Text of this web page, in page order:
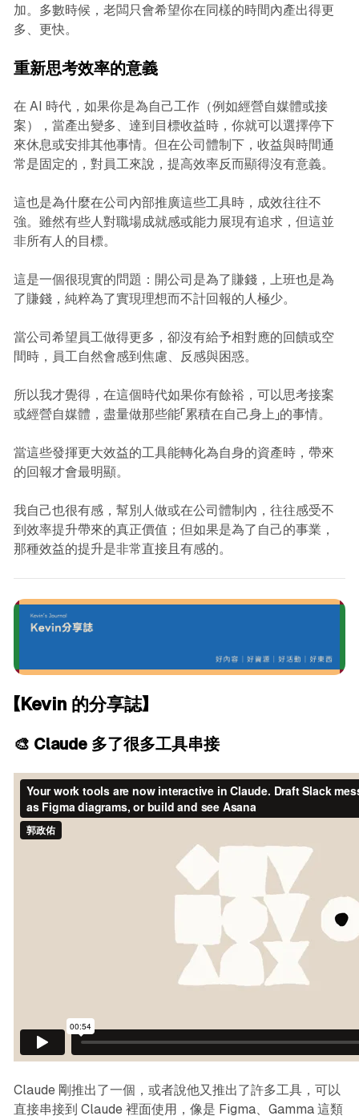
加。多數時候，老闆只會希望你在同樣的時間內產出得更
多、更快。
重新思考效率的意義
在 AI 時代，如果你是為自己工作（例如經營自媒體或接
案），當產出變多、達到目標收益時，你就可以選擇停下
來休息或安排其他事情。但在公司體制下，收益與時間通
常是固定的，對員工來說，提高效率反而顯得沒有意義。
這也是為什麼在公司內部推廣這些工具時，成效往往不
強。雖然有些人對職場成就感或能力展現有追求，但這並
非所有人的目標。
這是一個很現實的問題：開公司是為了賺錢，上班也是為
了賺錢，純粹為了實現理想而不計回報的人極少。
當公司希望員工做得更多，卻沒有給予相對應的回饋或空
間時，員工自然會感到焦慮、反感與困惑。
所以我才覺得，在這個時代如果你有餘裕，可以思考接案
或經營自媒體，盡量做那些能「累積在自己身上」的事情。
當這些發揮更大效益的工具能轉化為自身的資產時，帶來
的回報才會最明顯。
我自己也很有感，幫別人做或在公司體制內，往往感受不
到效率提升帶來的真正價值；但如果是為了自己的事業，
那種效益的提升是非常直接且有感的。
【Kevin 的分享誌】
🎨 Claude 多了很多工具串接
Claude 剛推出了一個，或者說他又推出了許多工具，可以
直接串接到 Claude 裡面使用，像是 Figma、Gamma 這類